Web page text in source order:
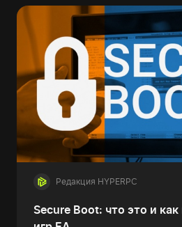
Редакция HYPERPC
Secure Boot: что это и